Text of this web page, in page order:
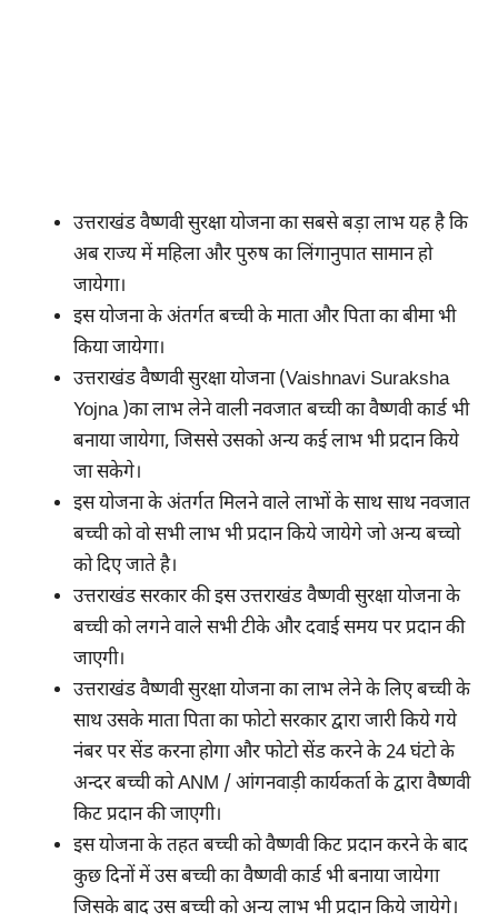
उत्तराखंड वैष्णवी सुरक्षा योजना का सबसे बड़ा लाभ यह है कि
अब राज्य में महिला और पुरुष का लिंगानुपात सामान हो
जायेगा।
इस योजना के अंतर्गत बच्ची के माता और पिता का बीमा भी
किया जायेगा।
उत्तराखंड वैष्णवी सुरक्षा योजना (Vaishnavi Suraksha
Yojna )का लाभ लेने वाली नवजात बच्ची का वैष्णवी कार्ड भी
बनाया जायेगा, जिससे उसको अन्य कई लाभ भी प्रदान किये
जा सकेगे।
इस योजना के अंतर्गत मिलने वाले लाभों के साथ साथ नवजात
बच्ची को वो सभी लाभ भी प्रदान किये जायेगे जो अन्य बच्चो
को दिए जाते है।
उत्तराखंड सरकार की इस उत्तराखंड वैष्णवी सुरक्षा योजना के
बच्ची को लगने वाले सभी टीके और दवाई समय पर प्रदान की
जाएगी।
उत्तराखंड वैष्णवी सुरक्षा योजना का लाभ लेने के लिए बच्ची के
साथ उसके माता पिता का फोटो सरकार द्वारा जारी किये गये
नंबर पर सेंड करना होगा और फोटो सेंड करने के 24 घंटो के
अन्दर बच्ची को ANM / आंगनवाड़ी कार्यकर्ता के द्वारा वैष्णवी
किट प्रदान की जाएगी।
इस योजना के तहत बच्ची को वैष्णवी किट प्रदान करने के बाद
कुछ दिनों में उस बच्ची का वैष्णवी कार्ड भी बनाया जायेगा
जिसके बाद उस बच्ची को अन्य लाभ भी प्रदान किये जायेगे।